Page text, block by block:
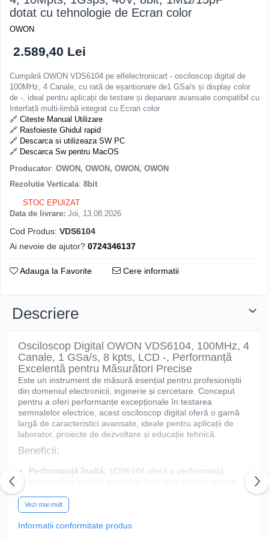
dotat cu tehnologie de Ecran color
OWON
2.589,40 Lei
Cumpără OWON VDS6104 pe elfelectronicart - osciloscop digital de
100MHz, 4 Canale, cu rată de eșantionare de1 GSa/s și display color
de -, ideal pentru aplicații de testare și depanare avansate compatibil cu
Interfață multi-limbă integrat cu Ecran color
🔗 Citeste Manual Utilizare
🔗 Rasfoieste Ghidul rapid
🔗 Descarca si utilizeaza SW PC
🔗 Descarca Sw pentru MacOS
Producator: OWON, OWON, OWON, OWON
Rezolutie Verticala: 8bit
STOC EPUIZAT
Data de livrare: Joi, 13.08.2026
Cod Produs: VDS6104
Ai nevoie de ajutor? 0724346137
Adauga la Favorite Cere informatii
Descriere
Osciloscop Digital OWON VDS6104, 100MHz, 4
Canale, 1 GSa/s, 8 kpts, LCD -, Performanță
Excelentă pentru Măsurători Precise
Este un instrument de măsură esențial pentru profesioniștii
din domeniul electronicii, inginerie și cercetare. Conceput
pentru a oferi performanțe excepționale în testarea
semnalelor electrice, acest osciloscop digital oferă o gamă
largă de caracteristici avansate, ideale pentru aplicații de
laborator, proiecte de dezvoltare și educație tehnică.
Beneficii:
Performanță înaltă: VDS6104 oferă o performanță
Precizie garantată:
acest osciloscop asigură rezultate precise și fiabile în
orice condiții de măsurare.
Vezi mai mult
Informatii conformitate produs